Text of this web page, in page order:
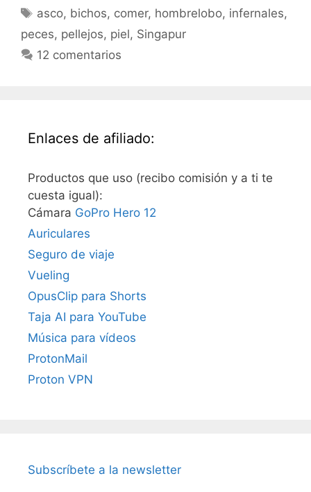
Etiquetas
asco, bichos, comer, hombrelobo, infernales,
peces, pellejos, piel, Singapur
12 comentarios
Enlaces de afiliado:
Productos que uso (recibo comisión y a ti te
cuesta igual):
Cámara GoPro Hero 12
Auriculares
Seguro de viaje
Vueling
OpusClip para Shorts
Taja AI para YouTube
Música para vídeos
ProtonMail
Proton VPN
Subscríbete a la newsletter